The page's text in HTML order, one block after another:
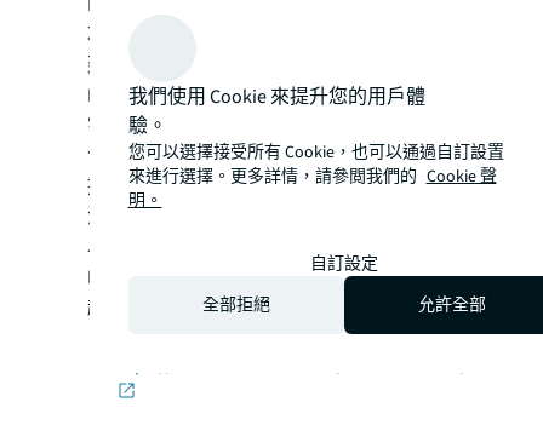
項目已有超過40年的經驗。作為英國最大的
建築商Barratt Developments的分公司，
Barratt London於過去三年已建成逾5萬個住
宅，投資額達1.37億英鎊。
發展商在倫敦建有各式各樣的住宅可供選
擇，並專於尋覓高租金回報率及交通便利的
活化區域，包括與倫敦交通局合作的地點，
以發展可持續發展的項目及打造繁華社區。
Barratt London屢獲殊榮，其顧客滿意度更
超過90%，較其他英國大型住宅發展商高。
我們使用 Cookie 來提升您的用戶體
驗。
您可以選擇接受所有 Cookie，也可以通過自訂設置
來進行選擇。更多詳情，請參閲我們的 Cookie 聲
明。
自訂設定
全部拒絕
允許全部